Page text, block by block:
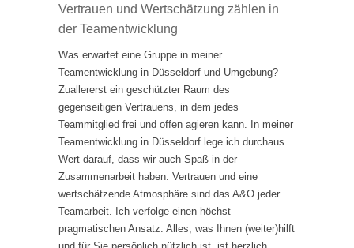
Vertrauen und Wertschätzung zählen in
der Teamentwicklung
Was erwartet eine Gruppe in meiner
Teamentwicklung in Düsseldorf und Umgebung?
Zuallererst ein geschützter Raum des
gegenseitigen Vertrauens, in dem jedes
Teammitglied frei und offen agieren kann. In meiner
Teamentwicklung in Düsseldorf lege ich durchaus
Wert darauf, dass wir auch Spaß in der
Zusammenarbeit haben. Vertrauen und eine
wertschätzende Atmosphäre sind das A&O jeder
Teamarbeit. Ich verfolge einen höchst
pragmatischen Ansatz: Alles, was Ihnen (weiter)hilft